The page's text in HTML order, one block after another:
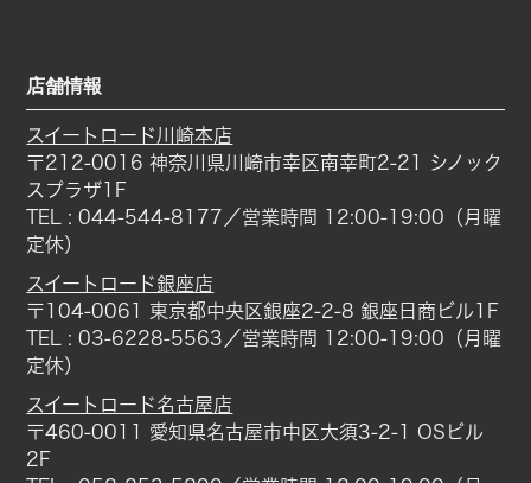
店舗情報
スイートロード川崎本店
〒212-0016 神奈川県川崎市幸区南幸町2-21 シノック
スプラザ1F
TEL : 044-544-8177／営業時間 12:00-19:00（月曜
定休）
スイートロード銀座店
〒104-0061 東京都中央区銀座2-2-8 銀座日商ビル1F
TEL : 03-6228-5563／営業時間 12:00-19:00（月曜
定休）
スイートロード名古屋店
〒460-0011 愛知県名古屋市中区大須3-2-1 OSビル
2F